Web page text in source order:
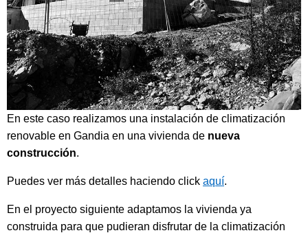
En este caso realizamos una instalación de climatización
renovable en Gandia en una vivienda de nueva
construcción.
Puedes ver más detalles haciendo click aquí.
En el proyecto siguiente adaptamos la vivienda ya
construida para que pudieran disfrutar de la climatización